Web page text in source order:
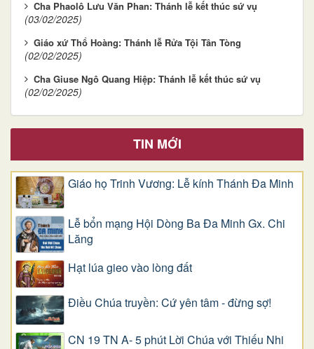
Cha Phaolô Lưu Văn Phan: Thánh lễ kết thúc sứ vụ
(03/02/2025)
Giáo xứ Thổ Hoàng: Thánh lễ Rửa Tội Tân Tòng
(02/02/2025)
Cha Giuse Ngô Quang Hiệp: Thánh lễ kết thúc sứ vụ
(02/02/2025)
TIN MỚI
Giáo họ Trinh Vương: Lễ kính Thánh Đa Minh
Lễ bổn mạng Hội Dòng Ba Đa Minh Gx. Chi
Lăng
Hạt lúa gieo vào lòng đất
Điều Chúa truyền: Cứ yên tâm - đừng sợ!
CN 19 TN A- 5 phút Lời Chúa với Thiếu Nhi